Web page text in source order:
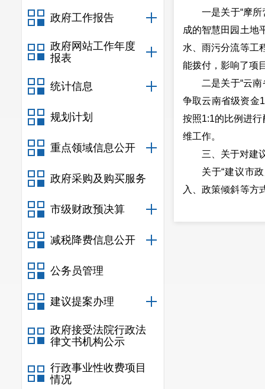
政府工作报告
政府网站工作年度
报表
统计信息
规划计划
重点领域信息公开
政府采购及购买服务
市级财政预决算
减税降费信息公开
公务员管理
建议提案办理
政府接受法院行政法
律文书机构公示
行政事业性收费项目
情况
一是关于“摩
成的智慧田园土地
水、雨污分流等工
能拨付，影响了项
二是关于“云
争取云南省级资金
按照1:1的比例进
维工作。
三、关于对建
关于“建议市
入、政策倾斜等方
一是因云南省